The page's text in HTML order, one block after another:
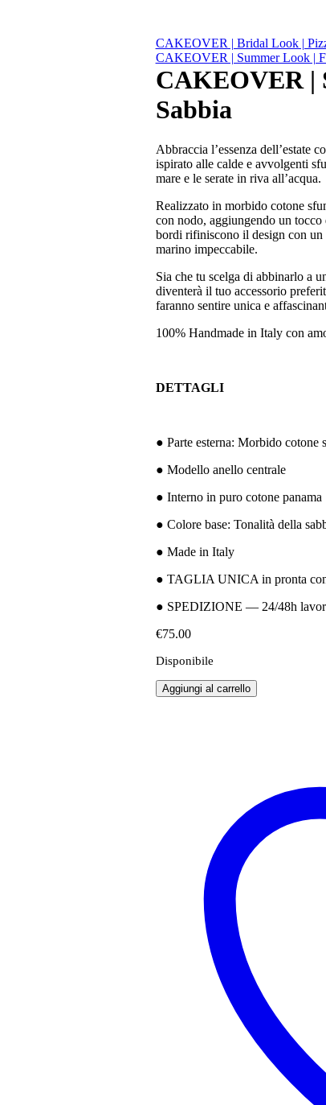
CAKEOVER | Bridal Look |
CAKEOVER | Summer Look |
CAKEOVER |
Sabbia
Abbraccia l’essenza dell’estate
ispirato alle calde e avvolgenti
mare e le serate in riva all’acqua.
Realizzato in morbido cotone
con nodo, aggiungendo un
bordi rifiniscono il design con un
marino impeccabile.
Sia che tu scelga di abbinarlo a
diventerà il tuo accessorio
faranno sentire unica e
100% Handmade in Italy con
DETTAGLI
● Parte esterna: Morbido cotone
● Modello anello centrale
● Interno in puro cotone panama
● Colore base: Tonalità della
● Made in Italy
● TAGLIA UNICA in pronta
● SPEDIZIONE — 24/48h
€75.00
Disponibile
CAKEOVER
|
Aggiungi al carrello